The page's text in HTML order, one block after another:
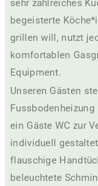
sehr zahlreiches
begeisterte
grillen will, nutzt
komfortablen
Equipment.
Unseren Gästen
ein Gäste WC zur
individuell
flauschige
beleuchtete